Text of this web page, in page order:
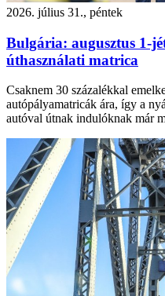
2026. július 31., péntek
Bulgária: augusztus 1-
úthasználati matrica
Csaknem 30 százalékkal
autópályamatricák ára, így a
autóval útnak indulóknak már